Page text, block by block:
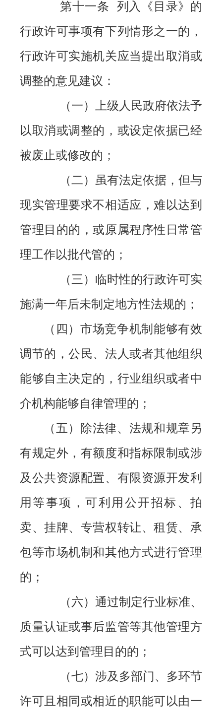
第十一条 列入《目录》的
行政许可事项有下列情形之一的，
行政许可实施机关应当提出取消或
调整的意见建议：
（一）上级人民政府依法予
以取消或调整的，或设定依据已经
被废止或修改的；
（二）虽有法定依据，但与
现实管理要求不相适应，难以达到
管理目的的，或原属程序性日常管
理工作以批代管的；
（三）临时性的行政许可实
施满一年后未制定地方性法规的；
（四）市场竞争机制能够有效
调节的，公民、法人或者其他组织
能够自主决定的，行业组织或者中
介机构能够自律管理的；
（五）除法律、法规和规章另
有规定外，有额度和指标限制或涉
及公共资源配置、有限资源开发利
用等事项，可利用公开招标、拍
卖、挂牌、专营权转让、租赁、承
包等市场机制和其他方式进行管理
的；
（六）通过制定行业标准、
质量认证或事后监管等其他管理方
式可以达到管理目的的；
（七）涉及多部门、多环节
许可且相同或相近的职能可以由一